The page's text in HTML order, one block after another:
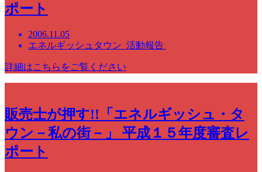
ポート
2006.11.05
エネルギッシュタウン 活動報告
詳細はこちらをご覧ください
販売士が押す!!「エネルギッシュ・タ
ウン－私の街－」 平成１５年度審査レ
ポート